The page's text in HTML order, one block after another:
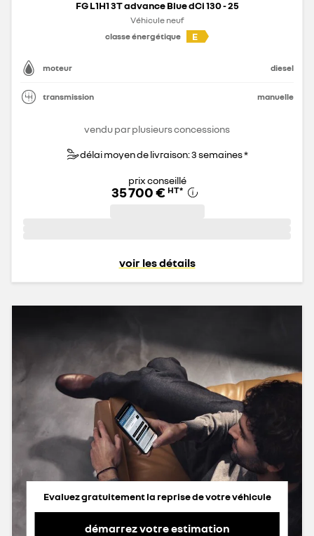
FG L1H1 3T advance Blue dCi 130 - 25
Véhicule neuf
classe énergétique
E
moteur diesel
transmission manuelle
vendu par plusieurs concessions
délai moyen de livraison: 3 semaines *
prix conseillé
35 700 € HT*
voir les détails
Evaluez gratuitement la reprise de votre véhicule
démarrez votre estimation